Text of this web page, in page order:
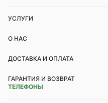
УСЛУГИ
О НАС
ДОСТАВКА И ОПЛАТА
ГАРАНТИЯ И ВОЗВРАТ
ТЕЛЕФОНЫ